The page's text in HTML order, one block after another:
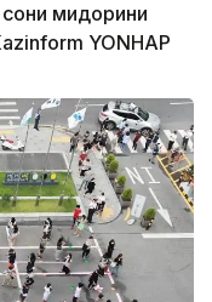
миқдорини
YONHAP